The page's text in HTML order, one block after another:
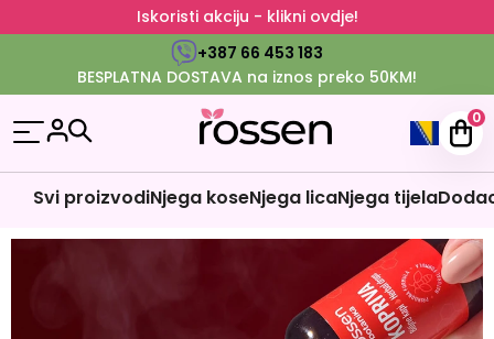
Iskoristi akciju - klikni ovdje!
+387 66 453 183
BESPLATNA DOSTAVA na iznos preko 50KM!
0
Svi proizvodiNjega koseNjega licaNjega tijela